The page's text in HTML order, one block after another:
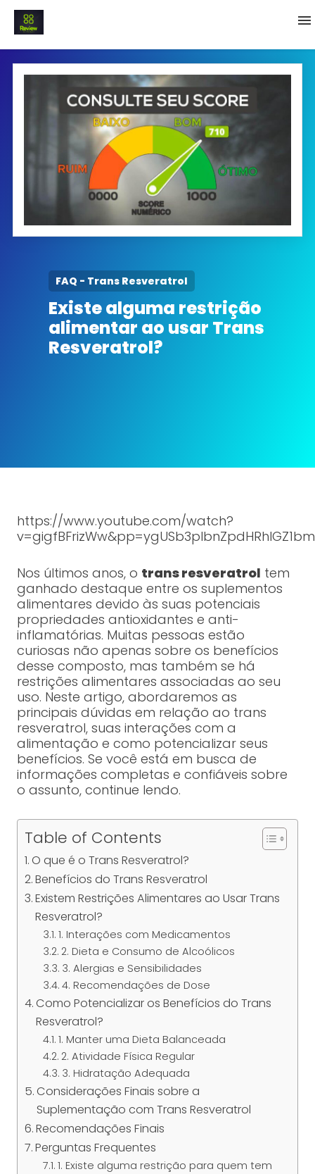
INICIO
Termo e Condições
Política Privacidade
SOBRE NÓS
FAQ - Trans Resveratrol
Existe alguma restrição
alimentar ao usar Trans
Resveratrol?
https://www.youtube.com/watch?
Nos últimos anos, o trans resveratrol tem
ganhado destaque entre os suplementos
alimentares devido às suas potenciais
propriedades antioxidantes e anti-
inflamatórias. Muitas pessoas estão
curiosas não apenas sobre os benefícios
desse composto, mas também se há
restrições alimentares associadas ao seu
uso. Neste artigo, abordaremos as
principais dúvidas em relação ao trans
resveratrol, suas interações com a
alimentação e como potencializar seus
benefícios. Se você está em busca de
informações completas e confiáveis sobre
o assunto, continue lendo.
Table of Contents
O que é o Trans Resveratrol?
Benefícios do Trans Resveratrol
Existem Restrições Alimentares ao Usar Trans
Resveratrol?
1. Interações com Medicamentos
2. Dieta e Consumo de Alcoólicos
3. Alergias e Sensibilidades
4. Recomendações de Dose
Como Potencializar os Benefícios do Trans
Resveratrol?
1. Manter uma Dieta Balanceada
2. Atividade Física Regular
3. Hidratação Adequada
Considerações Finais sobre a
Suplementação com Trans Resveratrol
Recomendações Finais
Perguntas Frequentes
1. Existe alguma restrição para quem tem